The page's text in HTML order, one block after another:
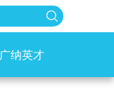
广纳英才